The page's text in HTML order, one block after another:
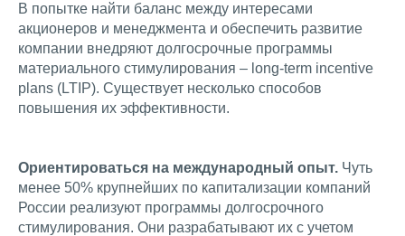
В попытке найти баланс между интересами
акционеров и менеджмента и обеспечить развитие
компании внедряют долгосрочные программы
материального стимулирования – long-term incentive
plans (LTIP). Существует несколько способов
повышения их эффективности.
Ориентироваться на международный опыт. Чуть
менее 50% крупнейших по капитализации компаний
России реализуют программы долгосрочного
стимулирования. Они разрабатывают их с учетом